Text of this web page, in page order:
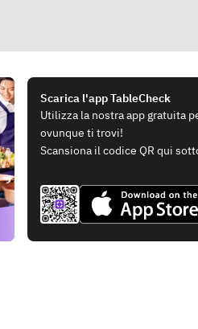
Scarica l'app TableCheck
Utilizza la nostra app gratuita
ovunque ti trovi!
Scansiona il codice QR qui